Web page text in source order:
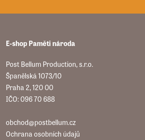
E-shop Paměti národa
Post Bellum Production, s.r.o.
Španělská 1073/10
Praha 2, 120 00
IČO: 096 70 688
obchod@postbellum.cz
Ochrana osobních údajů